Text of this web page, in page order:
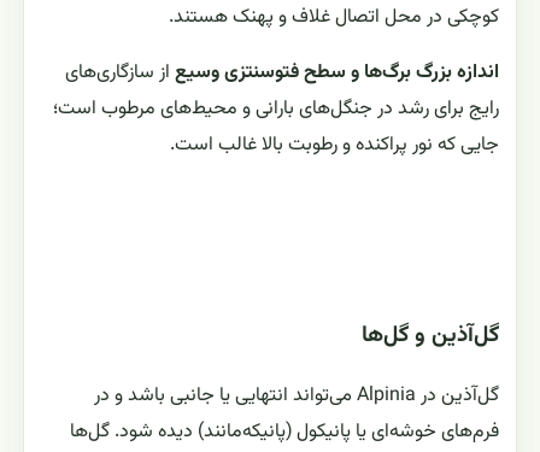
کوچکی در محل اتصال غلاف و پهنک هستند.
اندازه بزرگ برگ‌ها و سطح فتوسنتزی وسیعاز سازگاری‌های
رایج برای رشد در جنگل‌های بارانی و محیط‌های مرطوب است؛
جایی که نور پراکنده و رطوبت بالا غالب است.
گل‌آذین و گل‌ها
گل‌آذین در Alpinia می‌تواند انتهایی یا جانبی باشد و در
فرم‌های خوشه‌ای یا پانیکول (پانیکه‌مانند) دیده شود. گل‌ها